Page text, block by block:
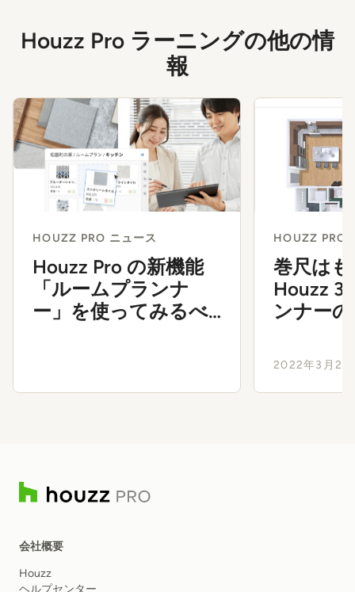
Houzz Pro ラーニングの他の情
報
HOUZZ PRO ニュース
Houzz Pro の新機能
「ルームプランナ
ー」を使ってみるべ
HOUZZ PRO
巻尺は
Houzz
ンナー
2022年3月22
会社概要
Houzz
ヘルプセンター